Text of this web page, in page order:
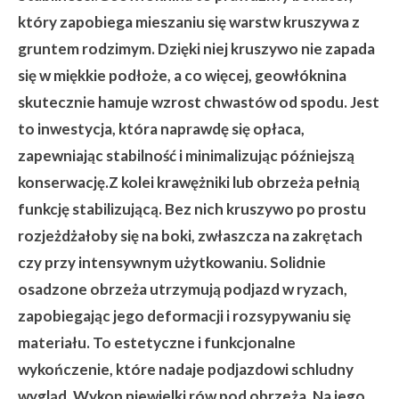
który zapobiega mieszaniu się warstw kruszywa z
gruntem rodzimym. Dzięki niej kruszywo nie zapada
się w miękkie podłoże, a co więcej, geowłóknina
skutecznie hamuje wzrost chwastów od spodu. Jest
to inwestycja, która naprawdę się opłaca,
zapewniając stabilność i minimalizując późniejszą
konserwację.Z kolei krawężniki lub obrzeża pełnią
funkcję stabilizującą. Bez nich kruszywo po prostu
rozjeżdżałoby się na boki, zwłaszcza na zakrętach
czy przy intensywnym użytkowaniu. Solidnie
osadzone obrzeża utrzymują podjazd w ryzach,
zapobiegając jego deformacji i rozsypywaniu się
materiału. To estetyczne i funkcjonalne
wykończenie, które nadaje podjazdowi schludny